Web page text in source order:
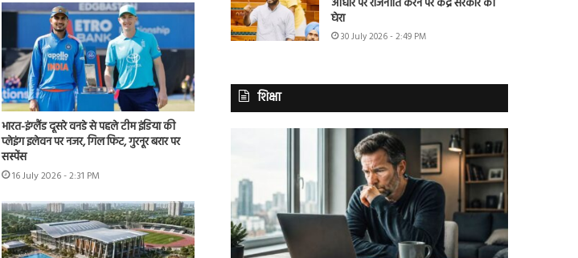
भारत-इंग्लैंड दूसरे वनडे से पहले टीम इंडिया की
प्लेइंग इलेवन पर नजर, गिल फिट, गुरनूर बरार पर
सस्पेंस
16 July 2026 - 2:31 PM
घेरा
30 July 2026 - 2:49 PM
शिक्षा